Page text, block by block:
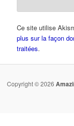
Ce site utilise
plus sur la façon
traitées.
Copyright © 2026